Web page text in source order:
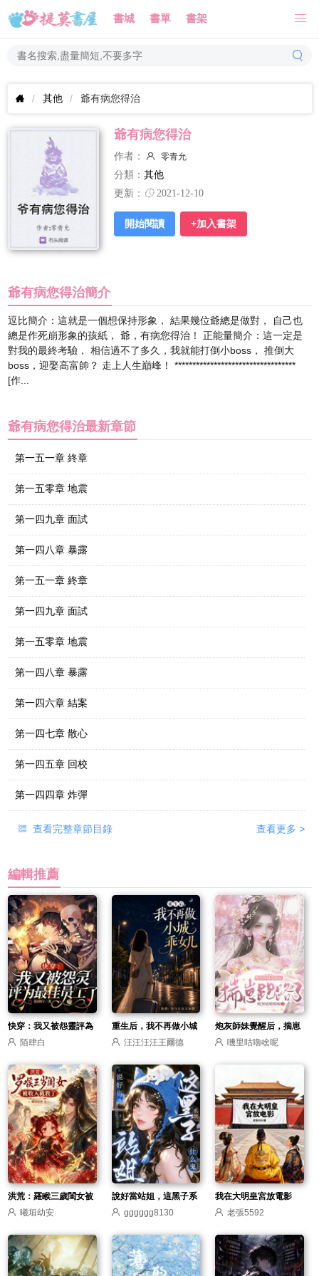
書城 書單 書架
其他 爺有病您得治
爺有病您得治
作者：
零青允
分類： 其他
更新：
2021-12-10
開始閱讀 +加入書架
爺有病您得治簡介
逗比簡介：這就是一個想保持形象， 結果幾位爺總是做對， 自己也
總是作死崩形象的孩紙， 爺，有病您得治！ 正能量簡介：這一定是
對我的最終考驗， 相信過不了多久，我就能打倒小boss， 推倒大
boss，迎娶高富帥？ 走上人生巔峰！ **********************************
[作...
爺有病您得治最新章節
第一五一章 終章
第一五零章 地震
第一四九章 面試
第一四八章 暴露
第一五一章 終章
第一四九章 面試
第一五零章 地震
第一四八章 暴露
第一四六章 結案
第一四七章 散心
第一四五章 回校
第一四四章 炸彈
查看完整章節目錄 查看更多 >
編輯推薦
快穿：我又被怨靈評為
最佳員工了
陌肆白
重生后，我不再做小城
乖女兒汪汪汪汪王爾德
炮灰師妹覺醒后，揣崽
跑路了嘰里咕嚕啥呢
洪荒：羅睺三歲閨女被
收入截教了
曦垣幼安
說好當站姐，這黑子系
統什麼鬼？
gggggg8130
我在大明皇宮放電影
老張5592